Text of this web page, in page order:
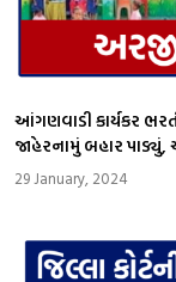
આંગણવાડી કાર્યકર
જાહેરનામું બહાર પાડ્યું,
29 January, 2024